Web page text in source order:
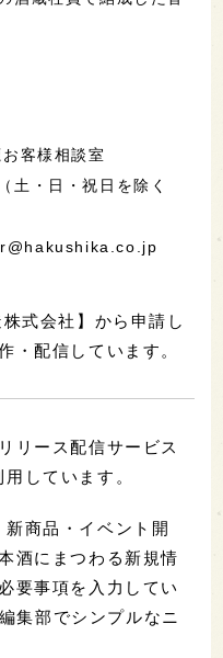
お客様相談室
・日・祝日を除く
式会社】から申請し
・配信しています。
リース配信サービス
用しています。
商品・イベント開
酒にまつわる新規情
要事項を入力してい
集部でシンプルなニ